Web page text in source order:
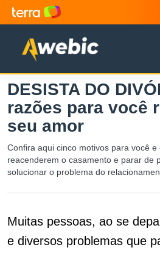
DESISTA DO
razões para você
seu amor
Confira aqui cinco motivos para você e
reacenderem o casamento e parar de
solucionar o problema do
Muitas pessoas, ao se
e diversos problemas que